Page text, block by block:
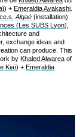
) +Emeraldia Ayakashi
,Algaé (installation)
(Les SUBS Lyon)
and
exchange ideas and
can produce. This
byKhaled Alwarea of
Kiaï) +Emeraldia